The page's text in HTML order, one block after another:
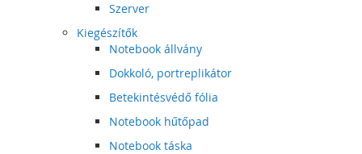
Szerver
Kiegészítők
Notebook állvány
Dokkoló, portreplikátor
Betekintésvédő fólia
Notebook hűtőpad
Notebook táska